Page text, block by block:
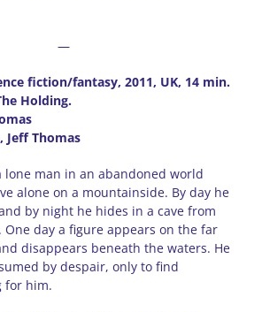
—
fiction/fantasy, 2011, UK, 14 min.
Holding.
Jeff Thomas
lone man in an abandoned world
alone on a mountainside. By day he
by night he hides in a cave from
day a figure appears on the far
disappears beneath the waters. He
by despair, only to find
for him.